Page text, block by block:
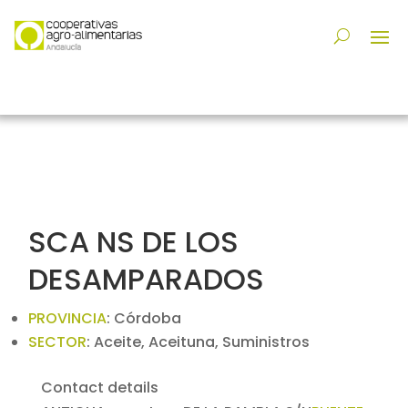
SCA NS DE LOS
DESAMPARADOS
PROVINCIA: Córdoba
SECTOR: Aceite, Aceituna, Suministros
Contact details